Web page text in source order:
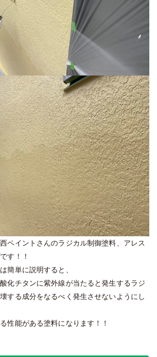
ペイントさんのラジカル制御塗料、アレス
す！！
簡単に説明すると、
化チタンに紫外線が当たると発生するラジ
する成分をなるべく発生させないようにし
性能がある塗料になります！！